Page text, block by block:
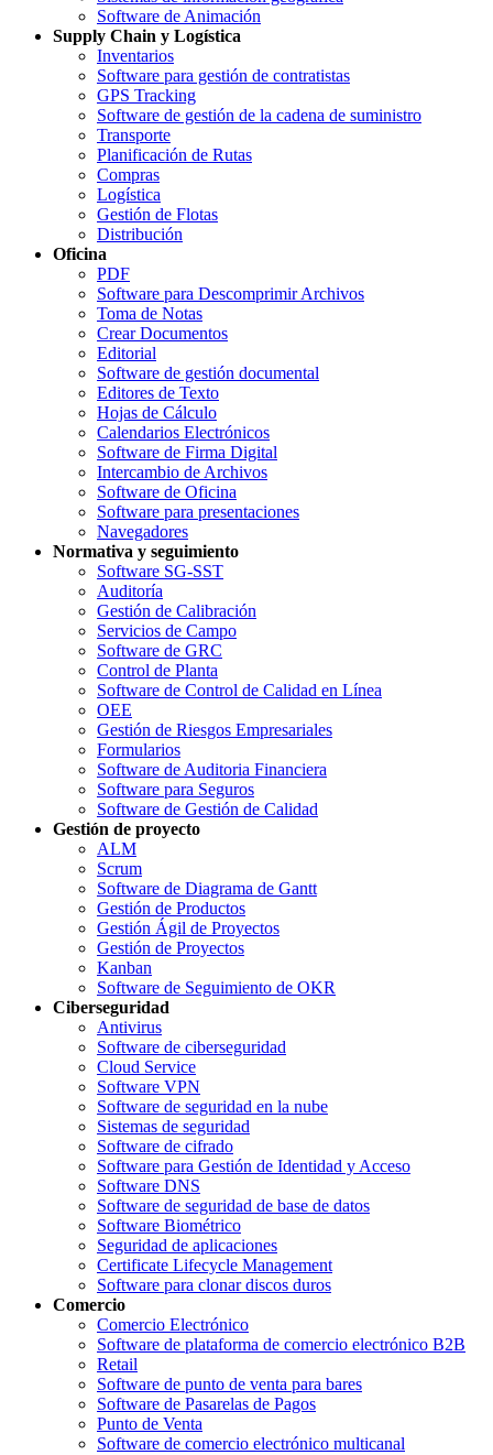
Software de Animación
Supply Chain y Logística
Inventarios
Software para gestión de contratistas
GPS Tracking
Software de gestión de la cadena de suministro
Transporte
Planificación de Rutas
Compras
Logística
Gestión de Flotas
Distribución
Oficina
PDF
Software para Descomprimir Archivos
Toma de Notas
Crear Documentos
Editorial
Software de gestión documental
Editores de Texto
Hojas de Cálculo
Calendarios Electrónicos
Software de Firma Digital
Intercambio de Archivos
Software de Oficina
Software para presentaciones
Navegadores
Normativa y seguimiento
Software SG-SST
Auditoría
Gestión de Calibración
Servicios de Campo
Software de GRC
Control de Planta
Software de Control de Calidad en Línea
OEE
Gestión de Riesgos Empresariales
Formularios
Software de Auditoria Financiera
Software para Seguros
Software de Gestión de Calidad
Gestión de proyecto
ALM
Scrum
Software de Diagrama de Gantt
Gestión de Productos
Gestión Ágil de Proyectos
Gestión de Proyectos
Kanban
Software de Seguimiento de OKR
Ciberseguridad
Antivirus
Software de ciberseguridad
Cloud Service
Software VPN
Software de seguridad en la nube
Sistemas de seguridad
Software de cifrado
Software para Gestión de Identidad y Acceso
Software DNS
Software de seguridad de base de datos
Software Biométrico
Seguridad de aplicaciones
Certificate Lifecycle Management
Software para clonar discos duros
Comercio
Comercio Electrónico
Software de plataforma de comercio electrónico B2B
Retail
Software de punto de venta para bares
Software de Pasarelas de Pagos
Punto de Venta
Software de comercio electrónico multicanal